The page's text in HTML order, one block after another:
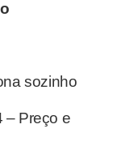
sozinho
– Preço e